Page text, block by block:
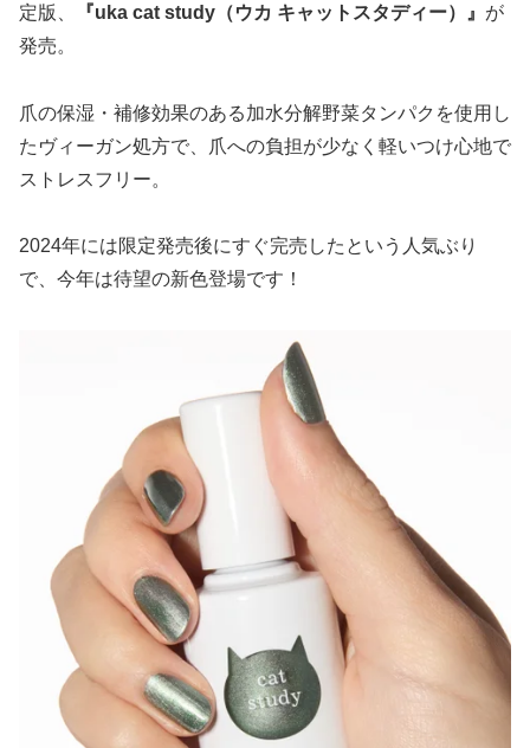
定版、
『uka cat study（ウカ キャットスタディー）』 が
発売。
爪の保湿・補修効果のある加水分解野菜タンパクを使用し
たヴィーガン処方で、爪への負担が少なく軽いつけ心地で
ストレスフリー。
2024年には限定発売後にすぐ完売したという人気ぶり
で、今年は待望の新色登場です！